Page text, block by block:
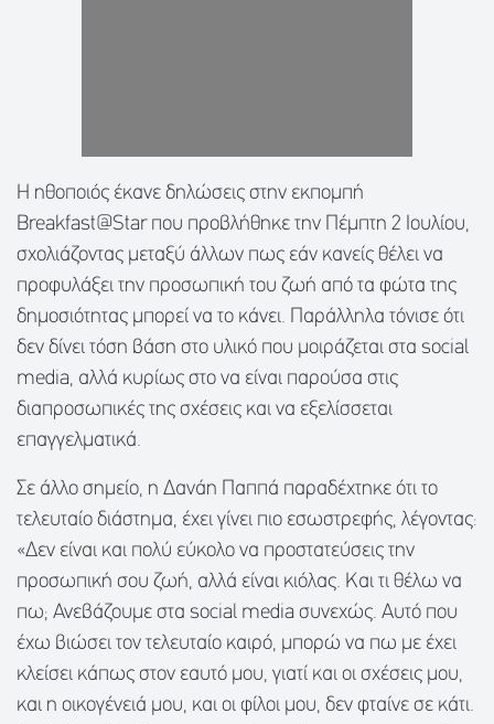
Η ηθοποιός έκανε δηλώσεις στην εκπομπή
Breakfast@Star που προβλήθηκε την Πέμπτη 2 Ιουλίου,
σχολιάζοντας μεταξύ άλλων πως εάν κανείς θέλει να
προφυλάξει την προσωπική του ζωή από τα φώτα της
δημοσιότητας μπορεί να το κάνει. Παράλληλα τόνισε ότι
δεν δίνει τόση βάση στο υλικό που μοιράζεται στα social
media, αλλά κυρίως στο να είναι παρούσα στις
διαπροσωπικές της σχέσεις και να εξελίσσεται
επαγγελματικά.
Σε άλλο σημείο, η Δανάη Παππά παραδέχτηκε ότι το
τελευταίο διάστημα, έχει γίνει πιο εσωστρεφής, λέγοντας:
«Δεν είναι και πολύ εύκολο να προστατεύσεις την
προσωπική σου ζωή, αλλά είναι κιόλας. Και τι θέλω να
πω; Ανεβάζουμε στα social media συνεχώς. Αυτό που
έχω βιώσει τον τελευταίο καιρό, μπορώ να πω με έχει
κλείσει κάπως στον εαυτό μου, γιατί και οι σχέσεις μου,
και η οικογένειά μου, και οι φίλοι μου, δεν φταίνε σε κάτι.